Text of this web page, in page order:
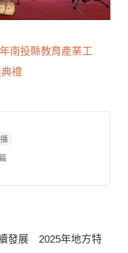
南投縣教育產業工
禮
篇
發展 2025年地方特